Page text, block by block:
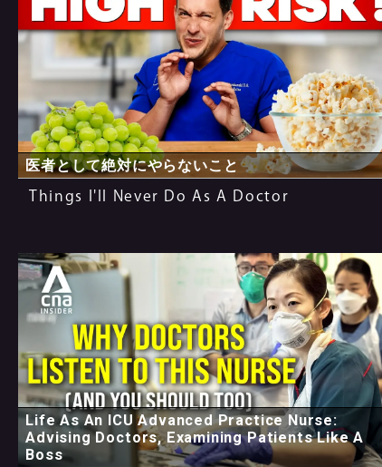
医者として絶対にやらないこと
Things I'll Never Do As A Doctor
Life As An ICU Advanced Practice Nurse:
Advising Doctors, Examining Patients Like A
Boss